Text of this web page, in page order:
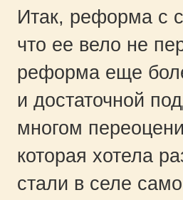
Итак, реформа с
что ее вело не
реформа еще
и достаточной
многом
которая хотела
стали в селе